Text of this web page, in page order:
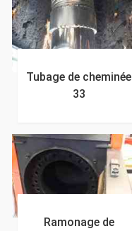
Tubage de cheminée
33
Ramonage de